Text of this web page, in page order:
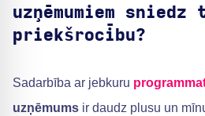
uzņēmumiem
priekšrocību?
Sadarbība ar jebkuru
uzņēmums ir daudz plusu un